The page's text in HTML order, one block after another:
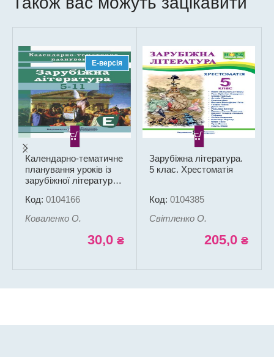
Е-версія
Календарно-тематичне
планування уроків із
зарубіжної літератури.
н. р. (PDF) (Електрона
версія)
Код: 0104166
Коваленко О.
30,0 ₴
Зарубіжна література.
5 клас. Хрестоматія
Код: 0104385
Світленко О.
205,0 ₴